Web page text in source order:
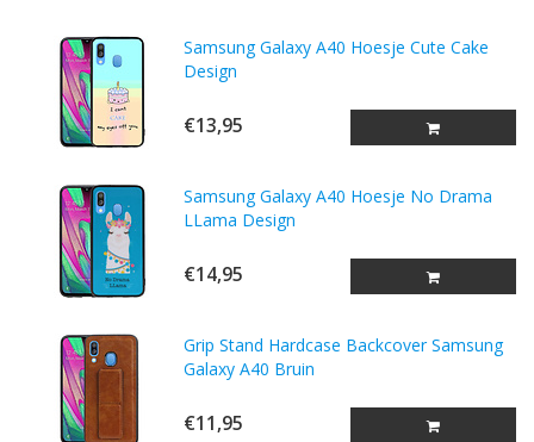
Samsung Galaxy A40 Hoesje Cute Cake
Design
€13,95
Samsung Galaxy A40 Hoesje No Drama
LLama Design
€14,95
Grip Stand Hardcase Backcover Samsung
Galaxy A40 Bruin
€11,95